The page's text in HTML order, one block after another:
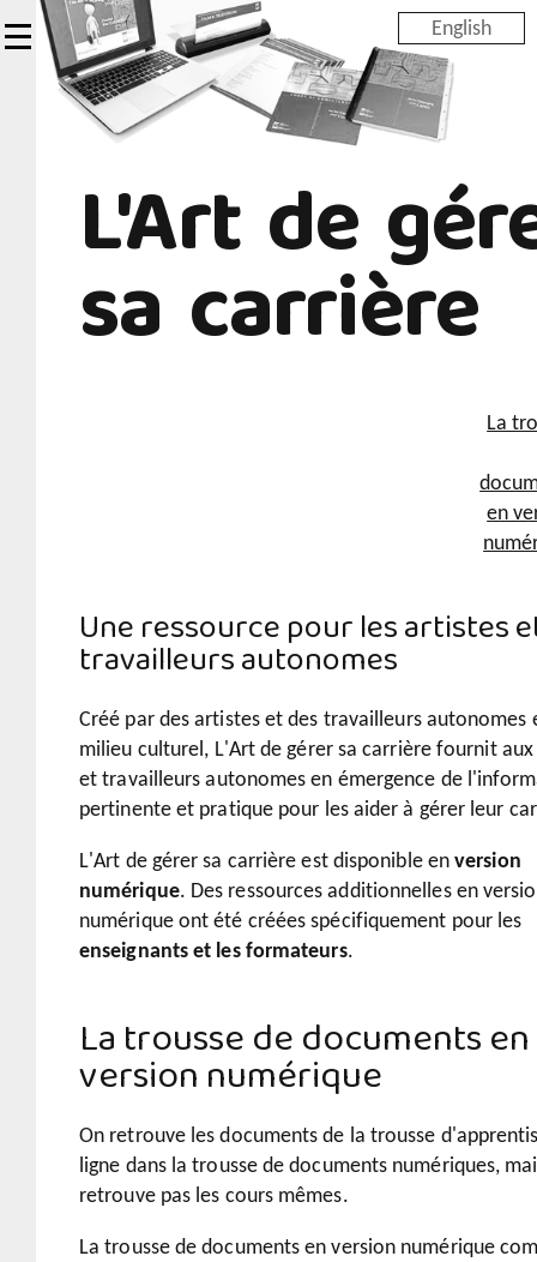
to
content
English
L'Art de
sa carrière
La
en
Une ressource pour les artistes
travailleurs autonomes
Créé par des artistes et des travailleurs autonomes
milieu culturel, L'Art de gérer sa carrièrefournit aux
et travailleurs autonomes en émergence de
pertinente et pratique pour les aider à gérer leur
L'Art de gérer sa carrière est disponible enversion
numérique. Des ressources additionnelles en
numérique ont été créées spécifiquement pour les
enseignants et les formateurs.
La trousse de documents en
version numérique
On retrouve les documents de la trousse
ligne dans la trousse de documents numériques,
retrouve pas les cours mêmes.
La trousse de documents en version numérique